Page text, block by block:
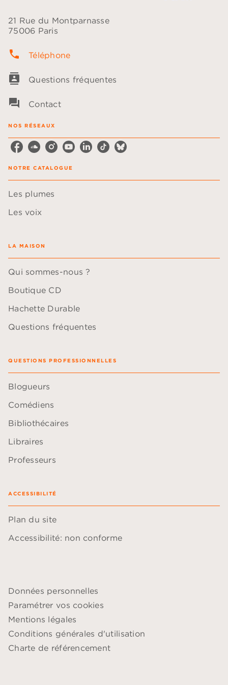
21 Rue du Montparnasse
75006 Paris
phone Téléphone
contacts Questions fréquentes
question_answer Contact
NOS RÉSEAUX
NOTRE CATALOGUE
Les plumes
Les voix
LA MAISON
Qui sommes-nous ?
Boutique CD
Hachette Durable
Questions fréquentes
QUESTIONS PROFESSIONNELLES
Blogueurs
Comédiens
Bibliothécaires
Libraires
Professeurs
ACCESSIBILITÉ
Plan du site
Accessibilité: non conforme
Données personnelles
Paramétrer vos cookies
Mentions légales
Conditions générales d'utilisation
Charte de référencement